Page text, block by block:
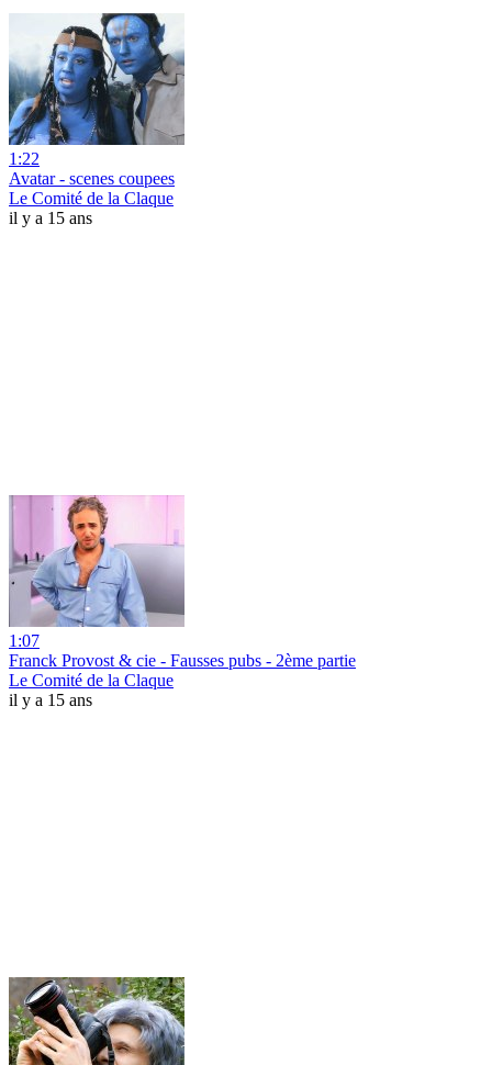
1:22
Avatar - scenes coupees
Le Comité de la Claque
il y a 15 ans
1:07
Franck Provost & cie - Fausses pubs - 2ème partie
Le Comité de la Claque
il y a 15 ans